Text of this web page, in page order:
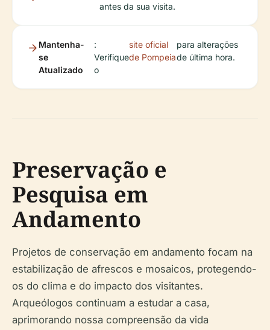
antes da sua visita.
Mantenha-
se
Atualizado
:
Verifique
o
site oficial
de Pompeia
para alterações
de última hora.
Preservação e
Pesquisa em
Andamento
Projetos de conservação em andamento focam na
estabilização de afrescos e mosaicos, protegendo-
os do clima e do impacto dos visitantes.
Arqueólogos continuam a estudar a casa,
aprimorando nossa compreensão da vida